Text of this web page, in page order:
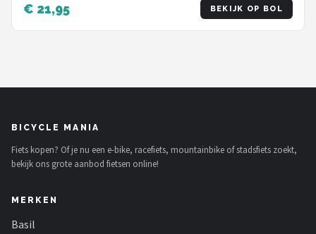
€ 21,95 BEKIJK OP BOL
BICYCLE MANIA
Fiets kopen? Of je nu een e-bike, racefiets, mountainbike of stadsfiets zoekt,
bekijk ons grote aanbod fietsen online!
MERKEN
Basil